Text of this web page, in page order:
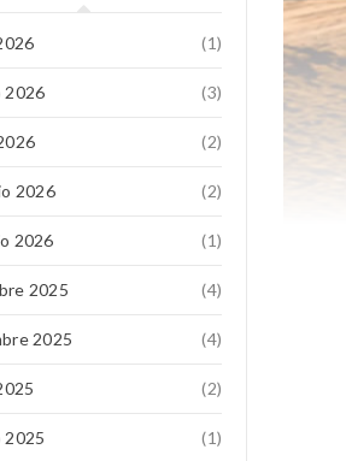
(1)
2026 (3)
(2)
2026 (2)
2026 (1)
2025 (4)
2025 (4)
(2)
2025 (1)